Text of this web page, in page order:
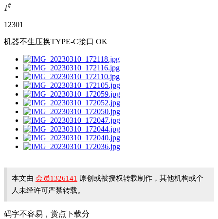
1#
12301
机器不生压换TYPE-C接口 OK
本文由 会员1326141 原创或被授权转载制作，其他机构或个
人未经许可严禁转载。
码字不容易，赏点下载分